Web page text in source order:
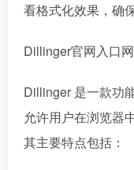
看格式化效果，确
Dillinger官网入口
Dillinger 是一款功
允许用户在浏览器
其主要特点包括：